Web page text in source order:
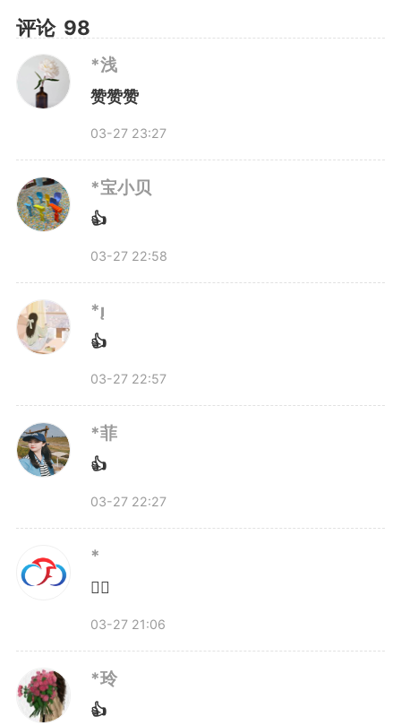
春假来了，我们如何一起接住
它？答案正在每一个努力的身影
中，慢慢清晰。
率先响应，
今年3月，安徽成为全国率先
将“落实带薪错峰休假制度，设置
中小学春秋假”写入政府工作报告
并迅速落地的省份之一。
3月19日，我省16个市相继发
评论 98
*浅
赞赞赞
03-27 23:27
*宝小贝
👍
03-27 22:58
*
👍
03-27 22:57
*菲
👍
03-27 22:27
*
👍🏻
03-27 21:06
*玲
👍